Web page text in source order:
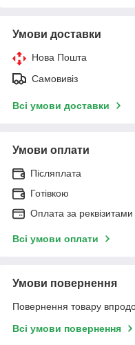
Умови доставки
Нова Пошта
Самовивіз
Всі умови доставки
Умови оплати
Післяплата
Готівкою
Оплата за реквізитами
Всі умови оплати
Умови повернення
Повернення товару
Всі умови повернення